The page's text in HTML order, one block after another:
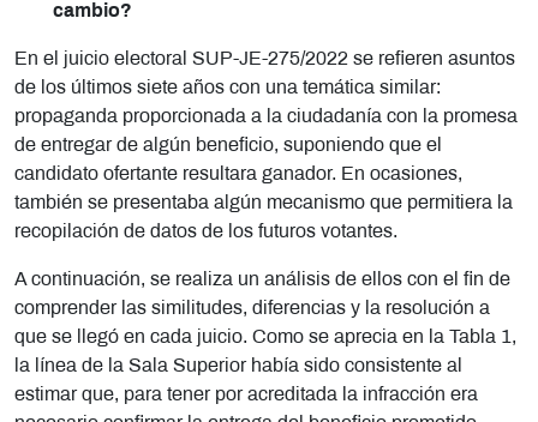
cambio?
En el juicio electoral SUP-JE-275/2022 se refieren asuntos
de los últimos siete años con una temática similar:
propaganda proporcionada a la ciudadanía con la promesa
de entregar de algún beneficio, suponiendo que el
candidato ofertante resultara ganador. En ocasiones,
también se presentaba algún mecanismo que permitiera la
recopilación de datos de los futuros votantes.
A continuación, se realiza un análisis de ellos con el fin de
comprender las similitudes, diferencias y la resolución a
que se llegó en cada juicio. Como se aprecia en la Tabla 1,
la línea de la Sala Superior había sido consistente al
estimar que, para tener por acreditada la infracción era